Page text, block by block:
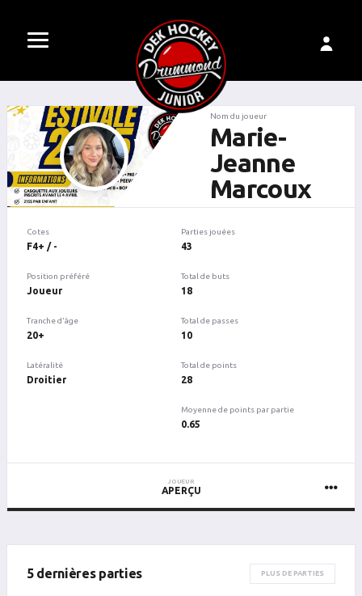
Nom du joueur
Marie-
Jeanne
Marcoux
Cotes
F4+ / -
Position préféré
Joueur
Tranche d'âge
20+
Latéralité
Droitier
Parties jouées
43
Total de buts
18
Total de passes
10
Total de points
28
Moyenne de points par partie
0.65
JOUEUR
APERÇU
5 dernières parties PLUS DE PARTIES